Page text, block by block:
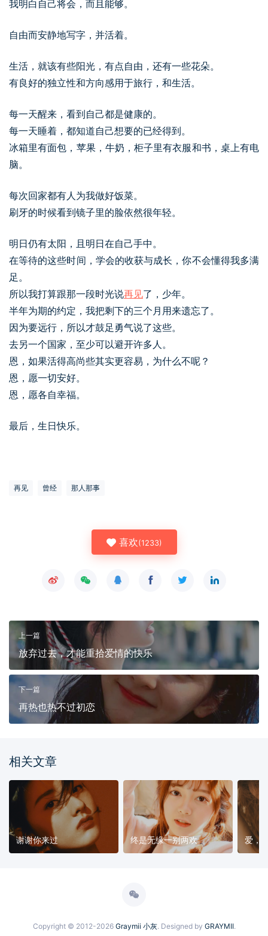
我明白自己将会，而且能够。
自由而安静地写字，并活着。
生活，就该有些阳光，有点自由，还有一些花朵。
有良好的独立性和方向感用于旅行，和生活。
每一天醒来，看到自己都是健康的。
每一天睡着，都知道自己想要的已经得到。
冰箱里有面包，苹果，牛奶，柜子里有衣服和书，桌上有电
脑。
每次回家都有人为我做好饭菜。
刷牙的时候看到镜子里的脸依然很年轻。
明日仍有太阳，且明日在自己手中。
在等待的这些时间，学会的收获与成长，你不会懂得我多满
足。
所以我打算跟那一段时光说再见了，少年。
半年为期的约定，我把剩下的三个月用来遗忘了。
因为要远行，所以才鼓足勇气说了这些。
去另一个国家，至少可以避开许多人。
恩，如果活得高尚些其实更容易，为什么不呢？
恩，愿一切安好。
恩，愿各自幸福。
最后，生日快乐。
再见 曾经 那人那事
喜欢(1233)
上一篇
放弃过去，才能重拾爱情的快乐
下一篇
再热也热不过初恋
相关文章
谢谢你来过 终是无缘一别两欢 爱，
Copyright © 2012-2026 Graymii 小灰. Designed by GRAYMII.